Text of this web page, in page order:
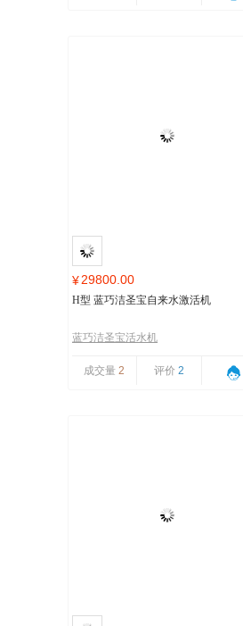
¥29800.00
H型 蓝巧洁圣宝自来水激活机
蓝巧洁圣宝活水机
成交量 2 评价 2